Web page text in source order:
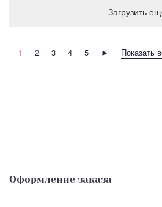
Загрузить
1 2 3 4 5 ► Показать
Оформление заказа